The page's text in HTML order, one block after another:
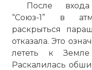
После
“Союз-1” в
раскрыться
отказала. Это
лететь к
Раскалилась